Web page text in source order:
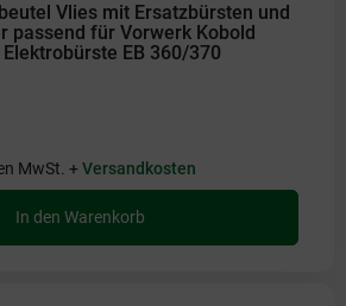
Vlies mit Ersatzbürsten und
passend für Vorwerk Kobold
EB 360/370
MwSt. +Versandkosten
In den Warenkorb